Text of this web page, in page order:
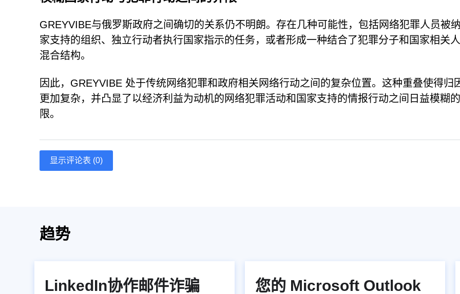
GREYVIBE与俄罗斯政府之间确切的关系仍不明朗。存在几种可能性，包括网络犯罪人员被
家支持的组织、独立行动者执行国家指示的任务，或者形成一种结合了犯罪分子和国家相关
混合结构。
因此，GREYVIBE 处于传统网络犯罪和政府相关网络行动之间的复杂位置。这种重叠使得归
更加复杂，并凸显了以经济利益为动机的网络犯罪活动和国家支持的情报行动之间日益模糊
限。
显示评论表 (0)
趋势
LinkedIn协作邮件诈骗
您的 Microsoft Outlook